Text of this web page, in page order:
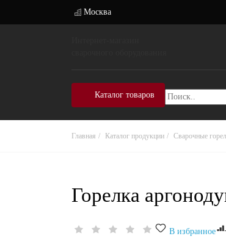
Москва
Каталог товаров
Главная Каталог продукции Cварочные
Горелка
В избранное